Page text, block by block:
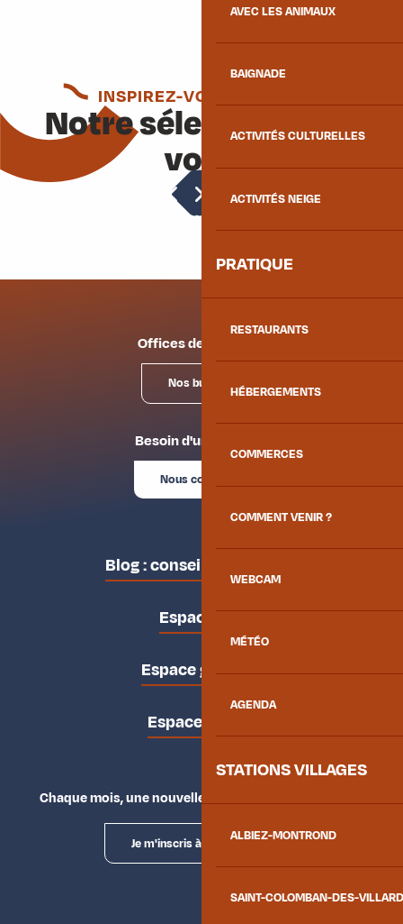
AVEC LES ANIMAUX
BAIGNADE
ACTIVITÉS CULTURELLES
ACTIVITÉS NEIGE
PRATIQUE
RESTAURANTS
HÉBERGEMENTS
COMMERCES
COMMENT VENIR ?
WEBCAM
MÉTÉO
AGENDA
STATIONS VILLAGES
ALBIEZ-MONTROND
SAINT-COLOMBAN-DES-
INSPIREZ-VOUS ENCORE
Notre sélection pour
vous
Offices de tourisme
Nos bureaux
Besoin d'un conseil ?
Nous contacter
Blog : conseils des locaux
Espace pro
Espace groupes
Espace presse
Chaque mois, une nouvelle façon d'explorer la vallée.
Je m'inscris à la newsletter